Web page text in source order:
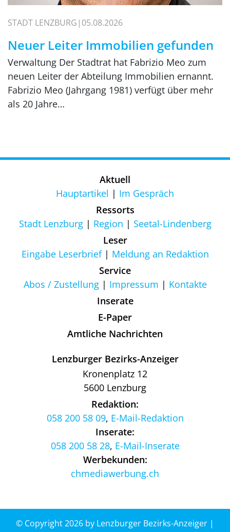
STADT LENZBURG 05.08.2026
Neuer Leiter Immobilien gefunden
Verwaltung Der Stadtrat hat Fabrizio Meo zum
neuen Leiter der Abteilung Immobilien ernannt.
Fabrizio Meo (Jahrgang 1981) verfügt über mehr
als 20 Jahre…
Aktuell
Hauptartikel
Im Gespräch
Ressorts
Stadt Lenzburg
Region
Seetal-Lindenberg
Leser
Eingabe Leserbrief
Meldung an Redaktion
Service
Abos / Zustellung
Impressum
Kontakte
Inserate
E-Paper
Amtliche Nachrichten
Lenzburger Bezirks-Anzeiger
Kronenplatz 12
5600 Lenzburg
Redaktion:
058 200 58 09, E-Mail-Redaktion
Inserate:
058 200 58 28, E-Mail-Inserate
Werbekunden:
chmediawerbung.ch
© Copyright 2026 by Lenzburger Bezirks-Anzeiger |